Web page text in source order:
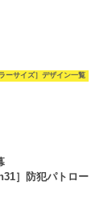
ーサイズ］デザイン一覧
］防犯パトロー